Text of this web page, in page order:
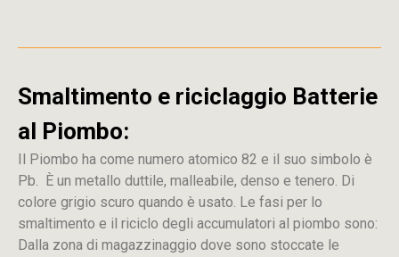
Smaltimento e riciclaggio Batterie
al Piombo:
Il Piombo ha come numero atomico 82 e il suo simbolo è
Pb. È un metallo duttile, malleabile, denso e tenero. Di
colore grigio scuro quando è usato. Le fasi per lo
smaltimento e il riciclo degli accumulatori al piombo sono:
Dalla zona di magazzinaggio dove sono stoccate le